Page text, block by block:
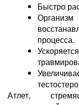
Быстро
процесса.
Атлет,